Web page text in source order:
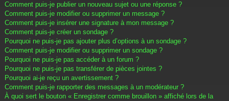
Comment puis-je publier un nouveau sujet ou une réponse ?
Comment puis-je modifier ou supprimer un message ?
Comment puis-je insérer une signature à mon message ?
Comment puis-je créer un sondage ?
Pourquoi ne puis-je pas ajouter plus d’options à un sondage ?
Comment puis-je modifier ou supprimer un sondage ?
Pourquoi ne puis-je pas accéder à un forum ?
Pourquoi ne puis-je pas transférer de pièces jointes ?
Pourquoi ai-je reçu un avertissement ?
Comment puis-je rapporter des messages à un modérateur ?
À quoi sert le bouton « Enregistrer comme brouillon » affiché lors de la